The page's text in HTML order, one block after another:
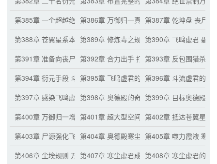
第385章 一个超越绝世禁制的误会第386章 万御归一真正绝世之处第387章 乾坤盘 丧尸大
第388章 苍翼星系本土虚君的恐惧 五陌生衍元虚君的出手
第389章 修炼毒之规则之源的箭法衍元虚君
第390章 飞鸣虚君 碧水
第391章 准备向丧尸军团出手的苍翼虚君们
第392章 合力出手 打散丧尸军团第393章 反包围猎杀小
第394章 衍元手段 斗战拳头与金箭箭矢第395章 飞鸣虚君的谨慎 逼斗流虚君出手
第396章 斗流虚君的兴
第397章 感染飞鸣虚君第398章 奥德殿的奇特之处第399章 目标奥德殿的
第400章 万御归一增加空间规则第401章 超大型空间虫洞的功能第402章 抵达苍翼星系
第403章 尸源强化飞鸣虚君第404章 奥德殿寒尘虚君到来第405章 噬力霞液 寒
第406章 尘埃规则 万尘巨人第407章 寒尘虚君成为丧尸一族第408章 寒尘虚君的至